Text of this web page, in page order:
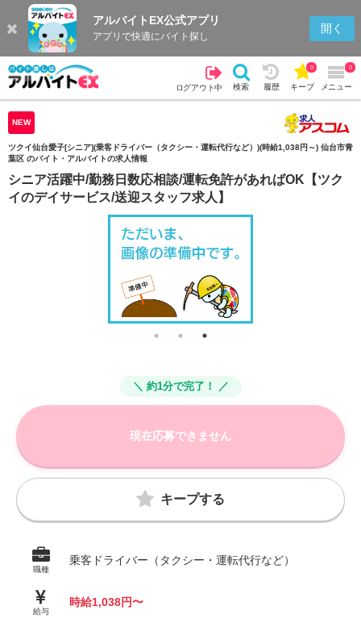
アルバイトEX公式アプリ
アプリで快適にバイト探し
開く
ログアウト中 検索 履歴 キープ
0
メニュー
0
検索 履歴
NEW
ツクイ仙台愛子[シニア](乗客ドライバー（タクシー・運転代行など）)(時給1,038円～) 仙台市青
葉区 のバイト・アルバイトの求人情報
シニア活躍中/勤務日数応相談/運転免許があればOK【ツク
イのデイサービス/送迎スタッフ求人】
＼ 約1分で完了！ ／
現在応募できません
キープする
職種
乗客ドライバー（タクシー・運転代行など）
給与
時給1,038円〜